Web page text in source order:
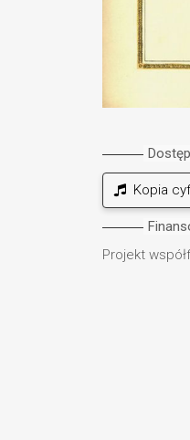
Dostęp
Kopia
Projekt